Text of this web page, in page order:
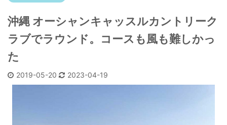
沖縄 オーシャンキャッスルカントリーク
ラブでラウンド。コースも風も難しかっ
た
2019-05-20 2023-04-19